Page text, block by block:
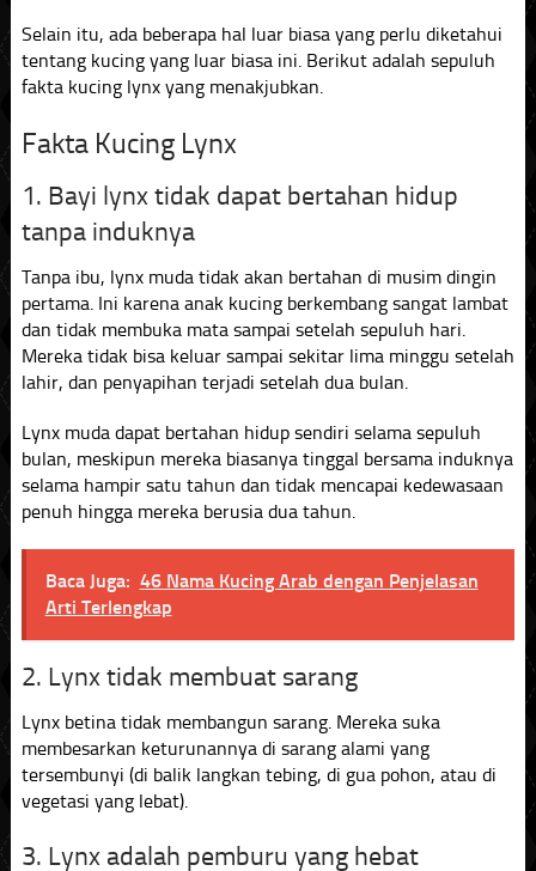
Selain itu, ada beberapa hal luar biasa yang perlu diketahui
tentang kucing yang luar biasa ini. Berikut adalah sepuluh
fakta kucing lynx yang menakjubkan.
Fakta Kucing Lynx
1. Bayi lynx tidak dapat bertahan hidup
tanpa induknya
Tanpa ibu, lynx muda tidak akan bertahan di musim dingin
pertama. Ini karena anak kucing berkembang sangat lambat
dan tidak membuka mata sampai setelah sepuluh hari.
Mereka tidak bisa keluar sampai sekitar lima minggu setelah
lahir, dan penyapihan terjadi setelah dua bulan.
Lynx muda dapat bertahan hidup sendiri selama sepuluh
bulan, meskipun mereka biasanya tinggal bersama induknya
selama hampir satu tahun dan tidak mencapai kedewasaan
penuh hingga mereka berusia dua tahun.
Baca Juga: 46 Nama Kucing Arab dengan Penjelasan
Arti Terlengkap
2. Lynx tidak membuat sarang
Lynx betina tidak membangun sarang. Mereka suka
membesarkan keturunannya di sarang alami yang
tersembunyi (di balik langkan tebing, di gua pohon, atau di
vegetasi yang lebat).
3. Lynx adalah pemburu yang hebat